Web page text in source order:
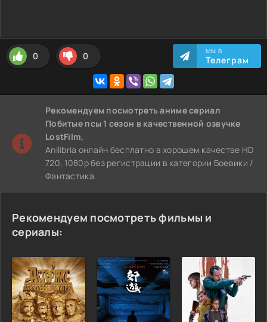
0 0 МЫ В
Телеграм
Рекомендуем посмотреть аниме сериал
Побитые псы 1 сезон в качественной озвучке
LostFilm,
Anilibria онлайн бесплатно в хорошем качестве HD
720, 1080p без регистрации в категории Боевики /
Фантастика.
Рекомендуем посмотреть фильмы и
сериалы: